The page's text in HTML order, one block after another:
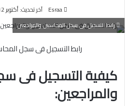
Esraa آخر تحديث: أكتوبر 12, 2022
رابط التسجيل فى سجل المحاسبين والمراجعين
رابط التسجيل فى سجل
كيفية التسجيل فى
والمراجعين: